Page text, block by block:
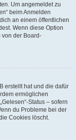
Um angemeldet zu
beim Anmelden
an einem öffentlichen
Wenn diese Option
von der Board-
erstellt hat und die dafür
ermöglichen
Status – sofern
du Probleme bei der
Cookies löscht.